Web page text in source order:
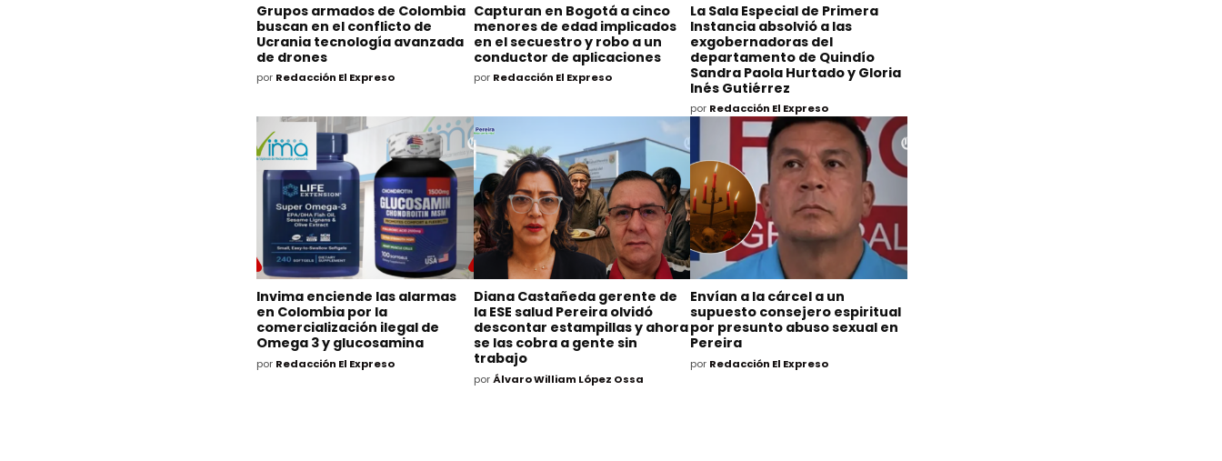
Grupos armados de Colombia
buscan en el conflicto de
Ucrania tecnología avanzada
de drones
por Redacción El Expreso
Capturan en Bogotá a cinco
menores de edad implicados
en el secuestro y robo a un
conductor de aplicaciones
por Redacción El Expreso
La Sala Especial de Primera
Instancia absolvió a las
exgobernadoras del
departamento de Quindío
Sandra Paola Hurtado y Gloria
Inés Gutiérrez
por Redacción El Expreso
Invima enciende las alarmas
en Colombia por la
comercialización ilegal de
Omega 3 y glucosamina
por Redacción El Expreso
Diana Castañeda gerente de
la ESE salud Pereira olvidó
descontar estampillas y ahora
se las cobra a gente sin
trabajo
por Álvaro William López Ossa
Envían a la cárcel a un
supuesto consejero espiritual
por presunto abuso sexual en
Pereira
por Redacción El Expreso